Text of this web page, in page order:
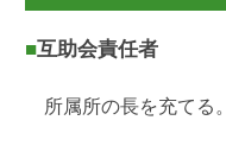
■互助会責任者
所属所の長を充てる。